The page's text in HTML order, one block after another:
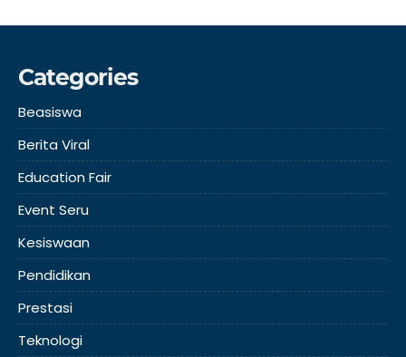
Categories
Beasiswa
Berita Viral
Education Fair
Event Seru
Kesiswaan
Pendidikan
Prestasi
Teknologi